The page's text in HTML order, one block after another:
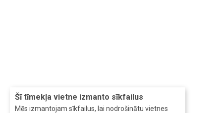
Šī tīmekļa vietne izmanto sīkfailus
Mēs izmantojam sīkfailus, lai nodrošinātu vietnes